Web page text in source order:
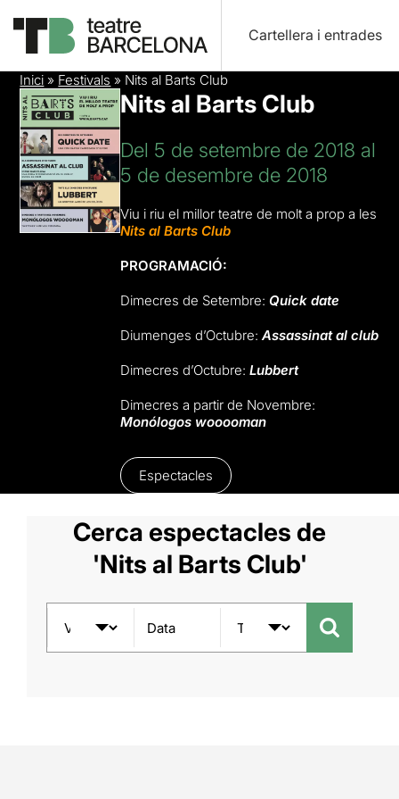
Cartellera i entrades
Inici » Festivals » Nits al Barts Club
Nits al Barts Club
Del 5 de setembre de 2018 al
5 de desembre de 2018
Viu i riu el millor teatre de molt a prop a les
Nits al Barts Club
PROGRAMACIÓ:
Dimecres de Setembre:Quick date
Diumenges d’Octubre:Assassinat al club
Dimecres d’Octubre:Lubbert
Dimecres a partir de Novembre:
Monólogos wooooman
Espectacles
Cerca espectacles de
'Nits al Barts Club'
Data